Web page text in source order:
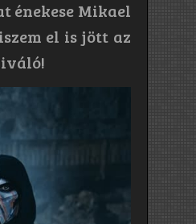
énekese Mikael
el is jött az